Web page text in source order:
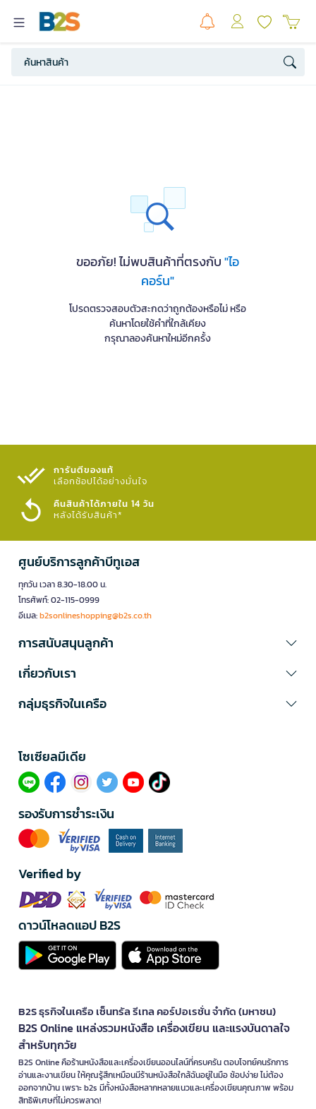
ขออภัย! ไม่พบสินค้าที่ตรงกับ"ไอ
คอร์น"
โปรดตรวจสอบตัวสะกดว่าถูกต้องหรือไม่ หรือ
ค้นหาโดยใช้คำที่ใกล้เคียง
กรุณาลองค้นหาใหม่อีกครั้ง
การันตีของแท้
เลือกช้อปได้อย่างมั่นใจ​
คืนสินค้าได้ภายใน 14 วัน
หลังได้รับสินค้า*
ศูนย์บริการลูกค้าบีทูเอส
ทุกวัน เวลา 8.30-18.00 น.
โทรศัพท์: 02-115-0999
อีเมล:b2sonlineshopping@b2s.co.th
การสนับสนุนลูกค้า
เกี่ยวกับเรา
กลุ่มธุรกิจในเครือ
โซเซียลมีเดีย​
รองรับการชำระเงิน
Verified by
ดาวน์โหลดแอป B2S
B2S ธุรกิจในเครือ เซ็นทรัล รีเทล คอร์ปอเรชั่น จำกัด (มหาชน)
B2S Online แหล่งรวมหนังสือ เครื่องเขียน และแรงบันดาลใจ
สำหรับทุกวัย
B2S Online คือร้านหนังสือและเครื่องเขียนออนไลน์ที่ครบครัน ตอบโจทย์คนรักการ
อ่านและงานเขียน ให้คุณรู้สึกเหมือนมีร้านหนังสือใกล้ฉันอยู่ในมือ ช้อปง่าย ไม่ต้อง
ออกจากบ้าน เพราะ b2s มีทั้งหนังสือหลากหลายแนวและเครื่องเขียนคุณภาพ พร้อม
สิทธิพิเศษที่ไม่ควรพลาด!